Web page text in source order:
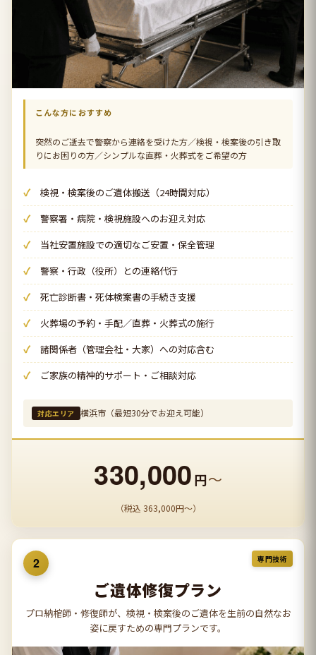
こんな方におすすめ
突然のご逝去で警察から連絡を受けた方／検視・検案後の引き取
りにお困りの方／シンプルな直葬・火葬式をご希望の方
検視・検案後のご遺体搬送（24時間対応）
警察署・病院・検視施設へのお迎え対応
当社安置施設での適切なご安置・保全管理
警察・行政（役所）との連絡代行
死亡診断書・死体検案書の手続き支援
火葬場の予約・手配／直葬・火葬式の施行
諸関係者（管理会社・大家）への対応含む
ご家族の精神的サポート・ご相談対応
対応エリア 横浜市（最短30分でお迎え可能）
330,000円〜
（税込 363,000円〜）
2 専門技術
ご遺体修復プラン
プロ納棺師・修復師が、検視・検案後のご遺体を生前の自然なお
姿に戻すための専門プランです。